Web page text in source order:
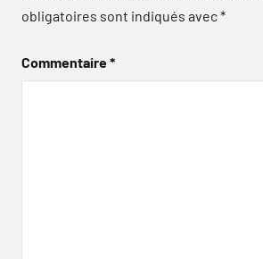
obligatoires sont indiqués avec*
Commentaire*